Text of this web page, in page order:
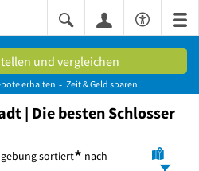
und vergleichen
erhalten Zeit & Geld sparen
| Die besten Schlosser
sortiert* nach